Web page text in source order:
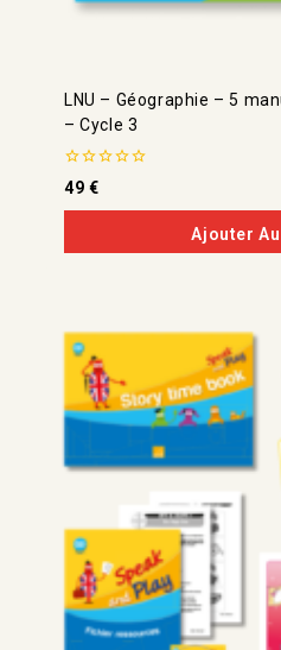
LNU – Géographie – 5
– Cycle 3
0
de
5
49 €
Ajouter